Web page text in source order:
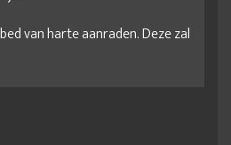
van harte aanraden. Deze zal